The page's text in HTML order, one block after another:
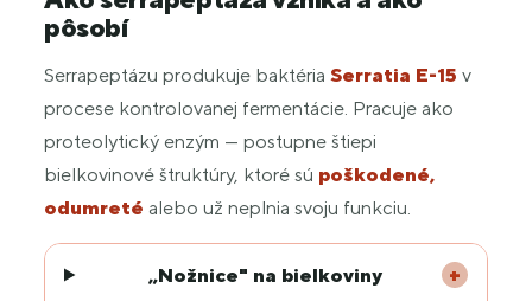
pôsobí
Serrapeptázu produkuje baktéria Serratia E-15 v
procese kontrolovanej fermentácie. Pracuje ako
proteolytický enzým — postupne štiepi
bielkovinové štruktúry, ktoré sú poškodené,
odumreté alebo už neplnia svoju funkciu.
„Nožnice" na bielkoviny +